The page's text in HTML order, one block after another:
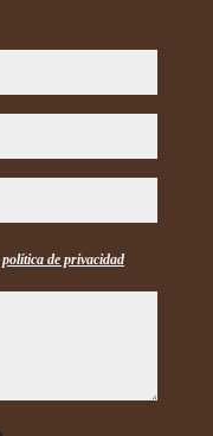
política de privacidad